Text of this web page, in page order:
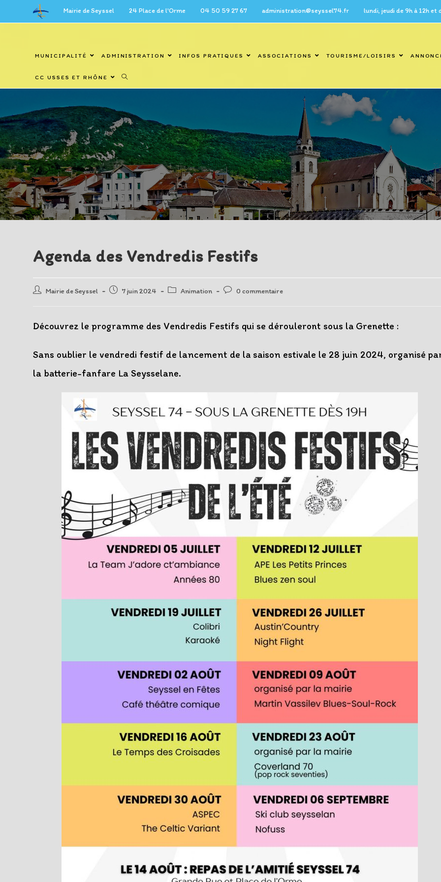
Mairie de Seyssel 24 Place de l'Orme 04 50 59 27 67 administration@seyssel74.fr lundi, jeudi de 9h à 12h et de
MUNICIPALITÉ ADMINISTRATION INFOS PRATIQUES ASSOCIATIONS TOURISME/LOISIRS
CC USSES ET RHÔNE
Blog
Agenda des Vendredis Festifs
Auteur/autrice
publication :
Mairie de Seyssel
Post7 juin 2024
PostAnimation
Post0 commentaire
Découvrez le programme des Vendredis Festifs qui se dérouleront sous la Grenette :
Sans oublier le vendredi festif de lancement de la saison estivale le 28 juin 2024, organisé
la batterie-fanfare La Seysselane.